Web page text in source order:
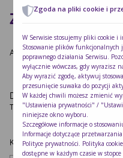
ZUPA
Autor:Redakcja Nutricia|
Dodaj komentarz
Twój adres e-mail nie zostanie
Komentarz*
Zgoda na pliki cookie i
W Serwisie stosujemy pliki cookie i
Stosowanie plików funkcjonalnych
poprawnego działania Serwisu.
wyłącznie wówczas, gdy wyrazisz
Aby wyrazić zgodę, aktywuj
przesunięcie suwaka do pozycji
W każdej chwili możesz zmienić
"Ustawienia prywatności" /
niniejsze okno wyboru.
Szczegółowe informacje o
Informacje dotyczące
Polityce prywatności . Polityka
dostępne w każdym czasie w stopce